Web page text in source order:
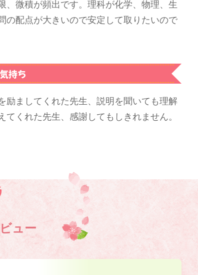
、微積が頻出です。理科が化学、物理、生
の配点が大きいので安定して取りたいので
持ち
励ましてくれた先生、説明を聞いても理解
くれた先生、感謝してもしきれません。
ュー